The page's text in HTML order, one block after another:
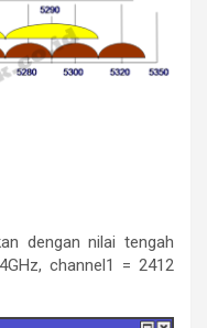
dengan nilai tengah
channel1 = 2412